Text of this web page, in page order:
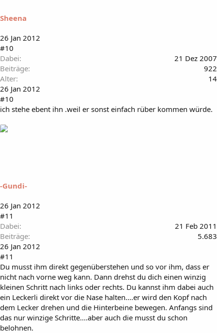
Sheena
26 Jan 2012
#10
Dabei
21 Dez 2007
Beiträge
922
Alter
14
26 Jan 2012
#10
ich stehe ebent ihn .weil er sonst einfach rüber kommen würde.
-Gundi-
26 Jan 2012
#11
Dabei
21 Feb 2011
Beiträge
5.683
26 Jan 2012
#11
Du musst ihm direkt gegenüberstehen und so vor ihm, dass er
nicht nach vorne weg kann. Dann drehst du dich einen winzig
kleinen Schritt nach links oder rechts. Du kannst ihm dabei auch
ein Leckerli direkt vor die Nase halten....er wird den Kopf nach
dem Lecker drehen und die Hinterbeine bewegen. Anfangs sind
das nur winzige Schritte....aber auch die musst du schon
belohnen.